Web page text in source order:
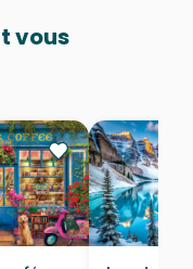
vous